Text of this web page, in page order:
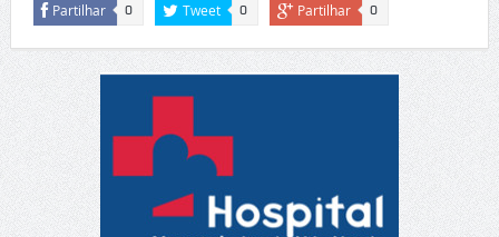
Partilhar 0 Tweet 0 Partilhar 0